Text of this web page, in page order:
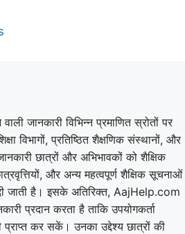
जानकारी विभिन्न प्रमाणित स्रोतों पर
विभागों, प्रतिष्ठित शैक्षणिक संस्थानों, और
छात्रों और अभिभावकों को शैक्षिक
और अन्य महत्वपूर्ण शैक्षिक सूचनाओं
जाती है। इसके अतिरिक्त, AajHelp.com
प्रदान करता है ताकि उपयोगकर्ता
कर सकें। उनका उद्देश्य छात्रों की